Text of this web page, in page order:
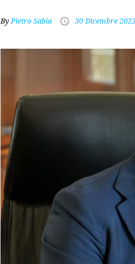
ByPietro Sabia 30 Dicembre